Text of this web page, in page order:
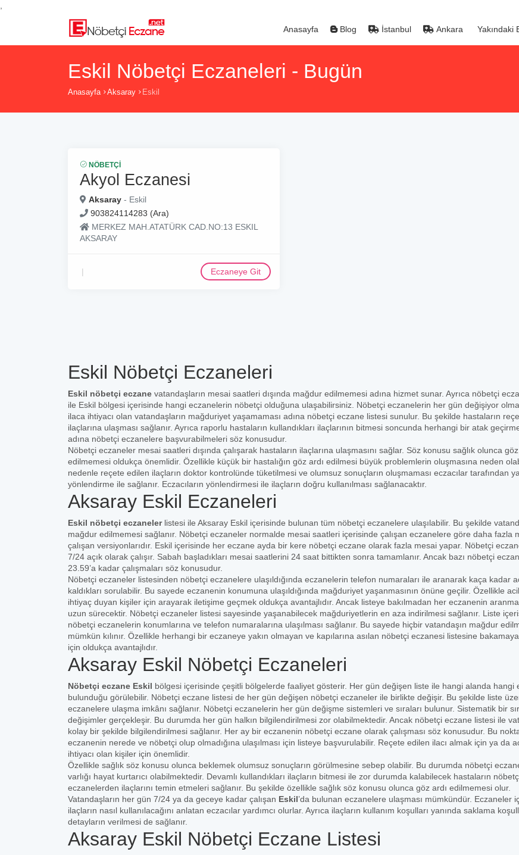
Anasayfa Blog İstanbul Ankara Yakındaki
Eskil Nöbetçi Eczaneleri - Bugün
Anasayfa Aksaray Eskil
NÖBETÇI
Akyol Eczanesi
Aksaray - Eskil
903824114283 (Ara)
MERKEZ MAH.ATATÜRK CAD.NO:13 ESKIL
AKSARAY
Eczaneye Git
Eskil Nöbetçi Eczaneleri
Eskil nöbetçi eczane vatandaşların mesai saatleri dışında mağdur edilmemesi adına hizmet sunar. Ayrıca nöbetçi
ile Eskil bölgesi içerisinde hangi eczanelerin nöbetçi olduğuna ulaşabilirsiniz. Nöbetçi eczanelerin her gün değişiyor
ilaca ihtiyacı olan vatandaşların mağduriyet yaşamaması adına nöbetçi eczane listesi sunulur. Bu şekilde hastaların
ilaçlarına ulaşması sağlanır. Ayrıca raporlu hastaların kullandıkları ilaçlarının bitmesi soncunda herhangi bir atak
adına nöbetçi eczanelere başvurabilmeleri söz konusudur.
Nöbetçi eczaneler mesai saatleri dışında çalışarak hastaların ilaçlarına ulaşmasını sağlar. Söz konusu sağlık olunca göz
edilmemesi oldukça önemlidir. Özellikle küçük bir hastalığın göz ardı edilmesi büyük problemlerin oluşmasına neden
nedenle reçete edilen ilaçların doktor kontrolünde tüketilmesi ve olumsuz sonuçların oluşmaması eczacılar tarafından
yönlendirme ile sağlanır. Eczacıların yönlendirmesi ile ilaçların doğru kullanılması sağlanacaktır.
Aksaray Eskil Eczaneleri
Eskil nöbetçi eczanelerlistesi ile Aksaray Eskil içerisinde bulunan tüm nöbetçi eczanelere ulaşılabilir. Bu şekilde
mağdur edilmemesi sağlanır. Nöbetçi eczaneler normalde mesai saatleri içerisinde çalışan eczanelere göre daha fazla
çalışan versiyonlarıdır. Eskil içerisinde her eczane ayda bir kere nöbetçi eczane olarak fazla mesai yapar. Nöbetçi
7/24 açık olarak çalışır. Sabah başladıkları mesai saatlerini 24 saat bittikten sonra tamamlanır. Ancak bazı nöbetçi
23.59’a kadar çalışmaları söz konusudur.
Nöbetçi eczaneler listesinden nöbetçi eczanelere ulaşıldığında eczanelerin telefon numaraları ile aranarak kaça kadar
kaldıkları sorulabilir. Bu sayede eczanenin konumuna ulaşıldığında mağduriyet yaşanmasının önüne geçilir. Özellikle
ihtiyaç duyan kişiler için arayarak iletişime geçmek oldukça avantajlıdır. Ancak listeye bakılmadan her eczanenin
uzun sürecektir. Nöbetçi eczaneler listesi sayesinde yaşanabilecek mağduriyetlerin en aza indirilmesi sağlanır. Liste
nöbetçi eczanelerin konumlarına ve telefon numaralarına ulaşılması sağlanır. Bu sayede hiçbir vatandaşın mağdur
mümkün kılınır. Özellikle herhangi bir eczaneye yakın olmayan ve kapılarına asılan nöbetçi eczanesi listesine
için oldukça avantajlıdır.
Aksaray Eskil Nöbetçi Eczaneleri
Nöbetçi eczane Eskil bölgesi içerisinde çeşitli bölgelerde faaliyet gösterir. Her gün değişen liste ile hangi alanda hangi
bulunduğu görülebilir. Nöbetçi eczane listesi de her gün değişen nöbetçi eczaneler ile birlikte değişir. Bu şekilde liste
eczanelere ulaşma imkânı sağlanır. Nöbetçi eczanelerin her gün değişme sistemleri ve sıraları bulunur. Sistematik bir
değişimler gerçekleşir. Bu durumda her gün halkın bilgilendirilmesi zor olabilmektedir. Ancak nöbetçi eczane listesi ile
kolay bir şekilde bilgilendirilmesi sağlanır. Her ay bir eczanenin nöbetçi eczane olarak çalışması söz konusudur. Bu
eczanenin nerede ve nöbetçi olup olmadığına ulaşılması için listeye başvurulabilir. Reçete edilen ilacı almak için ya da
ihtiyacı olan kişiler için önemlidir.
Özellikle sağlık söz konusu olunca beklemek olumsuz sonuçların görülmesine sebep olabilir. Bu durumda nöbetçi
varlığı hayat kurtarıcı olabilmektedir. Devamlı kullandıkları ilaçların bitmesi ile zor durumda kalabilecek hastaların
eczanelerden ilaçlarını temin etmeleri sağlanır. Bu şekilde özellikle sağlık söz konusu olunca göz ardı edilmemesi olur.
Vatandaşların her gün 7/24 ya da geceye kadar çalışan Eskil’da bulunan eczanelere ulaşması mümkündür. Eczaneler
ilaçların nasıl kullanılacağını anlatan eczacılar yardımcı olurlar. Ayrıca ilaçların kullanım koşulları yanında saklama
detayların verilmesi de sağlanır.
Aksaray Eskil Nöbetçi Eczane Listesi